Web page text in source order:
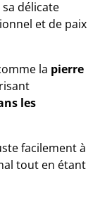
délicate
et de paix
la pierre
les
facilement à
tout en étant